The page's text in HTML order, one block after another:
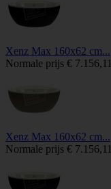
Xenz Max 160x62 cm...
Normale prijs € 7.156,11
Xenz Max 160x62 cm...
Normale prijs € 7.156,11